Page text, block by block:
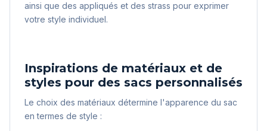
ainsi que des appliqués et des strass pour exprimer
votre style individuel.
Inspirations de matériaux et de
styles pour des sacs personnalisés
Le choix des matériaux détermine l'apparence du sac
en termes de style :